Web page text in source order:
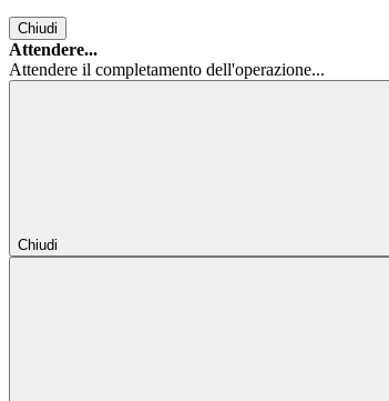
Chiudi
Attendere...
Attendere il completamento dell'operazione...
Chiudi